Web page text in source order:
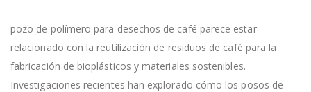
pozo de polímero para desechos de café parece estar
relacionado con la reutilización de residuos de café para la
fabricación de bioplásticos y materiales sostenibles.
Investigaciones recientes han explorado cómo los posos de